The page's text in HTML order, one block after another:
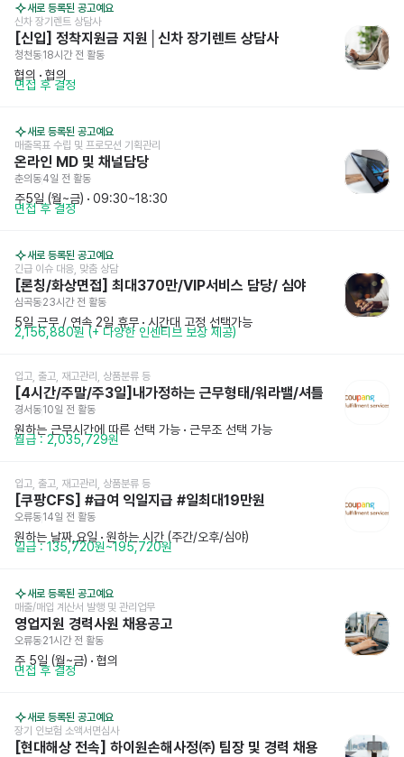
새로 등록된 공고예요
신차 장기렌트 상담사
[신입] 정착지원금 지원│신차 장기렌트 상담사
청천동18시간 전 활동
협의 · 협의
면접 후 결정
새로 등록된 공고예요
매출목표 수립 및 프로모션 기획관리
온라인 MD 및 채널담당
춘의동4일 전 활동
주5일 (월~금) · 09:30~18:30
면접 후 결정
새로 등록된 공고예요
긴급 이슈 대응, 맞춤 상담
[론칭/화상면접] 최대370만/VIP서비스 담당/ 심야
심곡동23시간 전 활동
5일 근무 / 연속 2일 휴무 · 시간대 고정 선택가능
2,156,880원 (+ 다양한 인센티브 보상 제공)
입고, 출고, 재고관리, 상품분류 등
[4시간/주말/주3일]내가정하는 근무형태/워라밸/셔틀
경서동10일 전 활동
원하는 근무시간에 따른 선택 가능 · 근무조 선택 가능
월급 : 2,035,729원
입고, 출고, 재고관리, 상품분류 등
[쿠팡CFS] #급여 익일지급 #일최대19만원
오류동14일 전 활동
원하는 날짜,요일 · 원하는 시간 (주간/오후/심야)
일급 : 135,720원~195,720원
새로 등록된 공고예요
매출/매입 계산서 발행 및 관리업무
영업지원 경력사원 채용공고
오류동21시간 전 활동
주 5일 (월~금) · 협의
면접 후 결정
새로 등록된 공고예요
장기 인보험 소액서면심사
[현대해상 전속] 하이원손해사정㈜ 팀장 및 경력 채용